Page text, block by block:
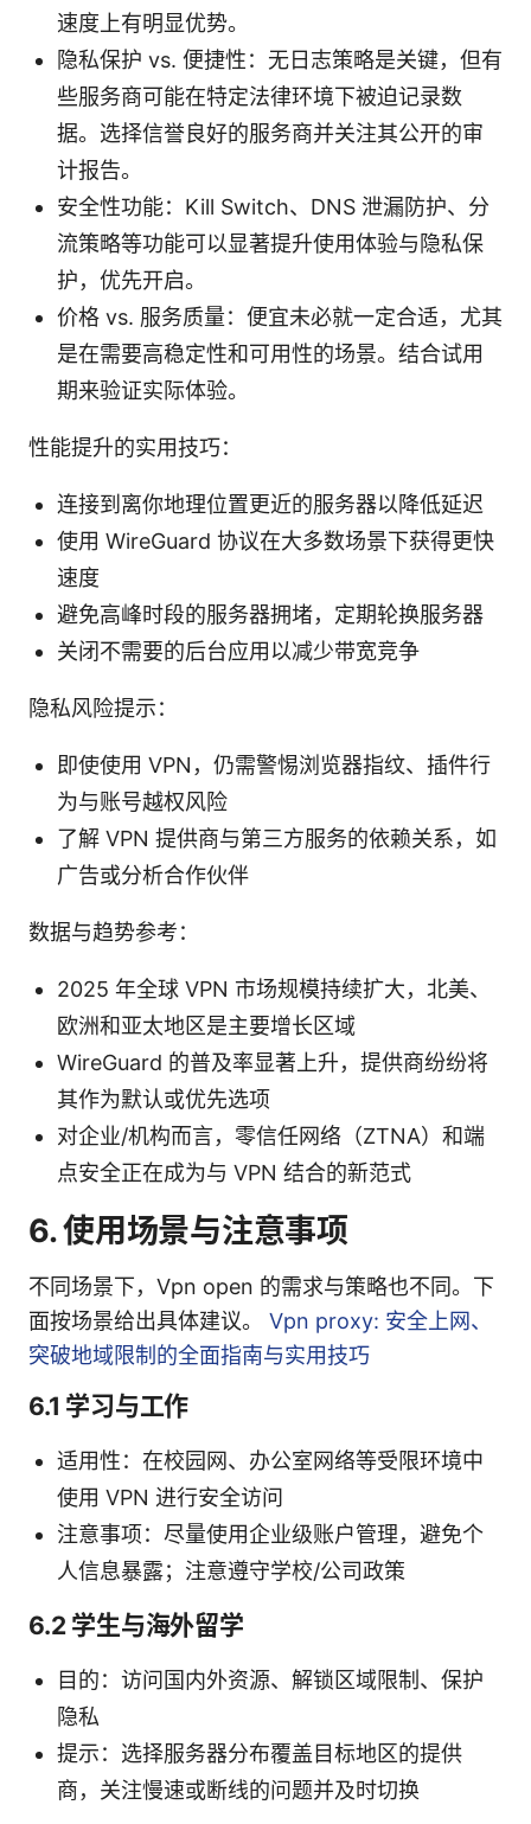
速度上有明显优势。
隐私保护 vs. 便捷性：无日志策略是关键，但有
些服务商可能在特定法律环境下被迫记录数
据。选择信誉良好的服务商并关注其公开的审
计报告。
安全性功能：Kill Switch、DNS 泄漏防护、分
流策略等功能可以显著提升使用体验与隐私保
护，优先开启。
价格 vs. 服务质量：便宜未必就一定合适，尤其
是在需要高稳定性和可用性的场景。结合试用
期来验证实际体验。
性能提升的实用技巧：
连接到离你地理位置更近的服务器以降低延迟
使用 WireGuard 协议在大多数场景下获得更快
速度
避免高峰时段的服务器拥堵，定期轮换服务器
关闭不需要的后台应用以减少带宽竞争
隐私风险提示：
即使使用 VPN，仍需警惕浏览器指纹、插件行
为与账号越权风险
了解 VPN 提供商与第三方服务的依赖关系，如
广告或分析合作伙伴
数据与趋势参考：
2025 年全球 VPN 市场规模持续扩大，北美、
欧洲和亚太地区是主要增长区域
WireGuard 的普及率显著上升，提供商纷纷将
其作为默认或优先选项
对企业/机构而言，零信任网络（ZTNA）和端
点安全正在成为与 VPN 结合的新范式
6. 使用场景与注意事项
不同场景下，Vpn open 的需求与策略也不同。下
面按场景给出具体建议。 Vpn proxy: 安全上网、
突破地域限制的全面指南与实用技巧
6.1 学习与工作
适用性：在校园网、办公室网络等受限环境中
使用 VPN 进行安全访问
注意事项：尽量使用企业级账户管理，避免个
人信息暴露；注意遵守学校/公司政策
6.2 学生与海外留学
目的：访问国内外资源、解锁区域限制、保护
隐私
提示：选择服务器分布覆盖目标地区的提供
商，关注慢速或断线的问题并及时切换